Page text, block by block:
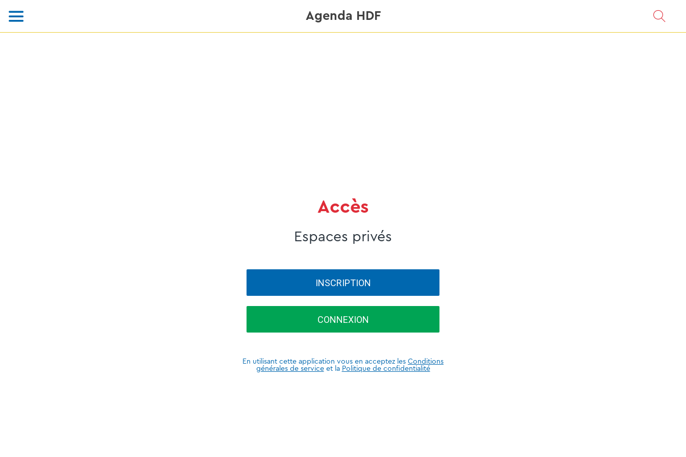
Agenda HDF
Accès
Espaces privés
INSCRIPTION
CONNEXION
En utilisant cette application vous en acceptez les Conditions
générales de serviceet la Politique de confidentialité